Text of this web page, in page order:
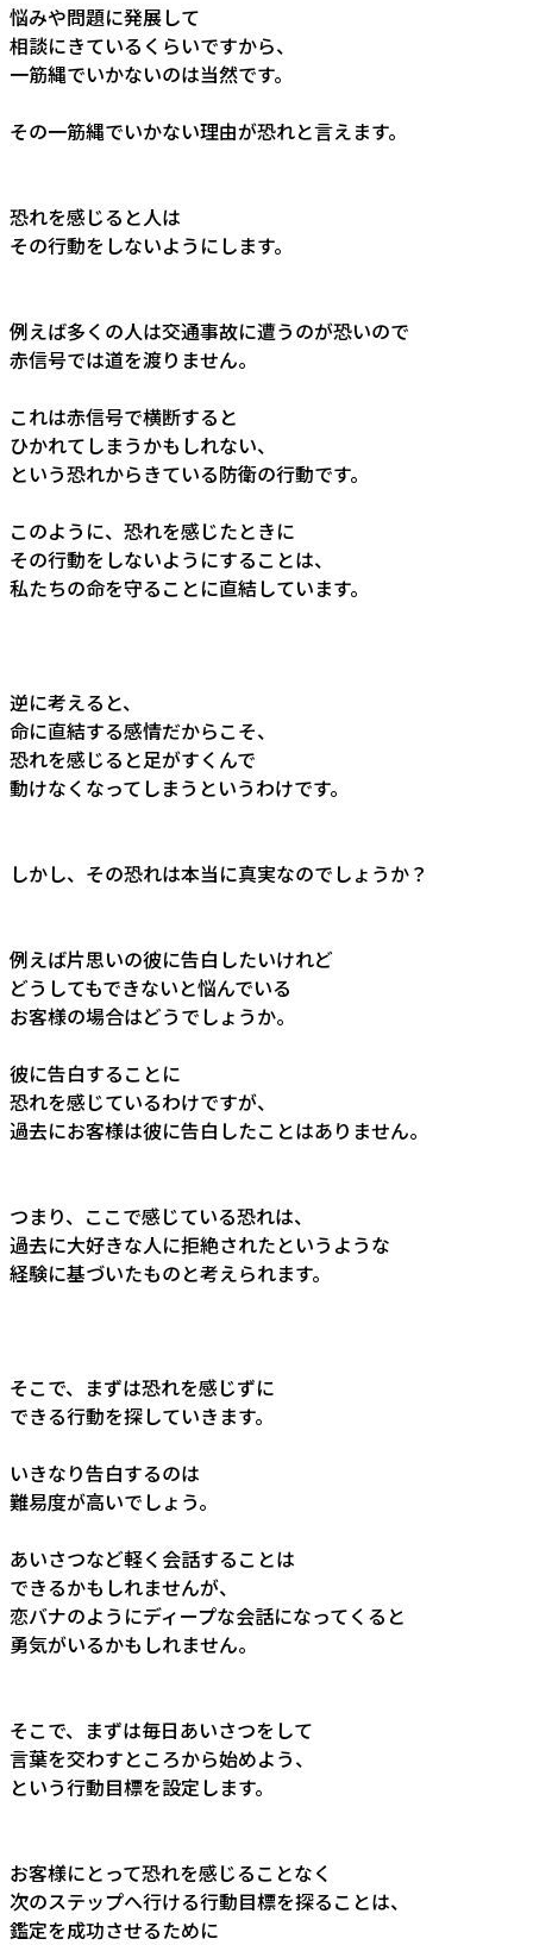
悩みや問題に発展して
相談にきているくらいですから、
一筋縄でいかないのは当然です。
その一筋縄でいかない理由が恐れと言えます。
恐れを感じると人は
その行動をしないようにします。
例えば多くの人は交通事故に遭うのが恐いので
赤信号では道を渡りません。
これは赤信号で横断すると
ひかれてしまうかもしれない、
という恐れからきている防衛の行動です。
このように、恐れを感じたときに
その行動をしないようにすることは、
私たちの命を守ることに直結しています。
逆に考えると、
命に直結する感情だからこそ、
恐れを感じると足がすくんで
動けなくなってしまうというわけです。
しかし、その恐れは本当に真実なのでしょうか？
例えば片思いの彼に告白したいけれど
どうしてもできないと悩んでいる
お客様の場合はどうでしょうか。
彼に告白することに
恐れを感じているわけですが、
過去にお客様は彼に告白したことはありません。
つまり、ここで感じている恐れは、
過去に大好きな人に拒絶されたというような
経験に基づいたものと考えられます。
そこで、まずは恐れを感じずに
できる行動を探していきます。
いきなり告白するのは
難易度が高いでしょう。
あいさつなど軽く会話することは
できるかもしれませんが、
恋バナのようにディープな会話になってくると
勇気がいるかもしれません。
そこで、まずは毎日あいさつをして
言葉を交わすところから始めよう、
という行動目標を設定します。
お客様にとって恐れを感じることなく
次のステップへ行ける行動目標を探ることは、
鑑定を成功させるために